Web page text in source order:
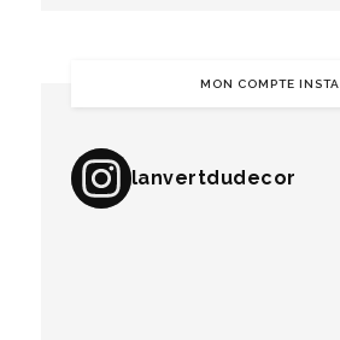
MON COMPTE INSTA
lanvertdudecor